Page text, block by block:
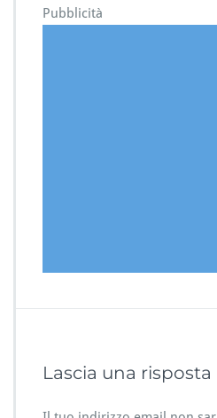
Pubblicità
Lascia una risposta